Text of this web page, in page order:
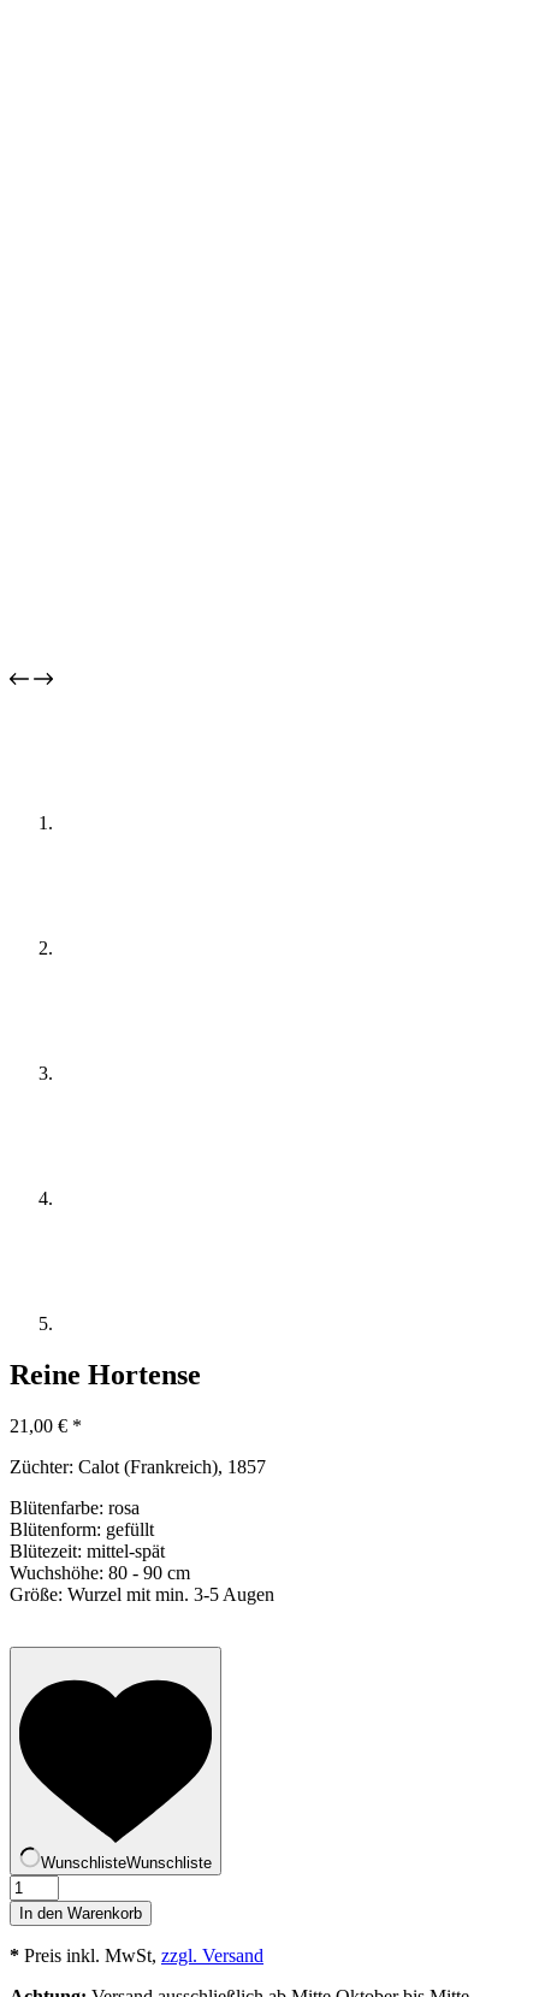
Reine Hortense
21,00 € *
Züchter: Calot (Frankreich), 1857
Blütenfarbe: rosa
Blütenform: gefüllt
Blütezeit: mittel-spät
Wuchshöhe: 80 - 90 cm
Größe: Wurzel mit min. 3-5 Augen
WunschlisteWunschliste
Reine
Hortense
Menge
In den Warenkorb
* Preis inkl. MwSt, zzgl. Versand